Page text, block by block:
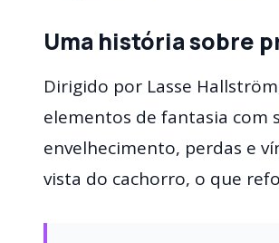
Uma história sobre
Dirigido por Lasse
elementos de fantasia com
envelhecimento, perdas e
vista do cachorro, o que